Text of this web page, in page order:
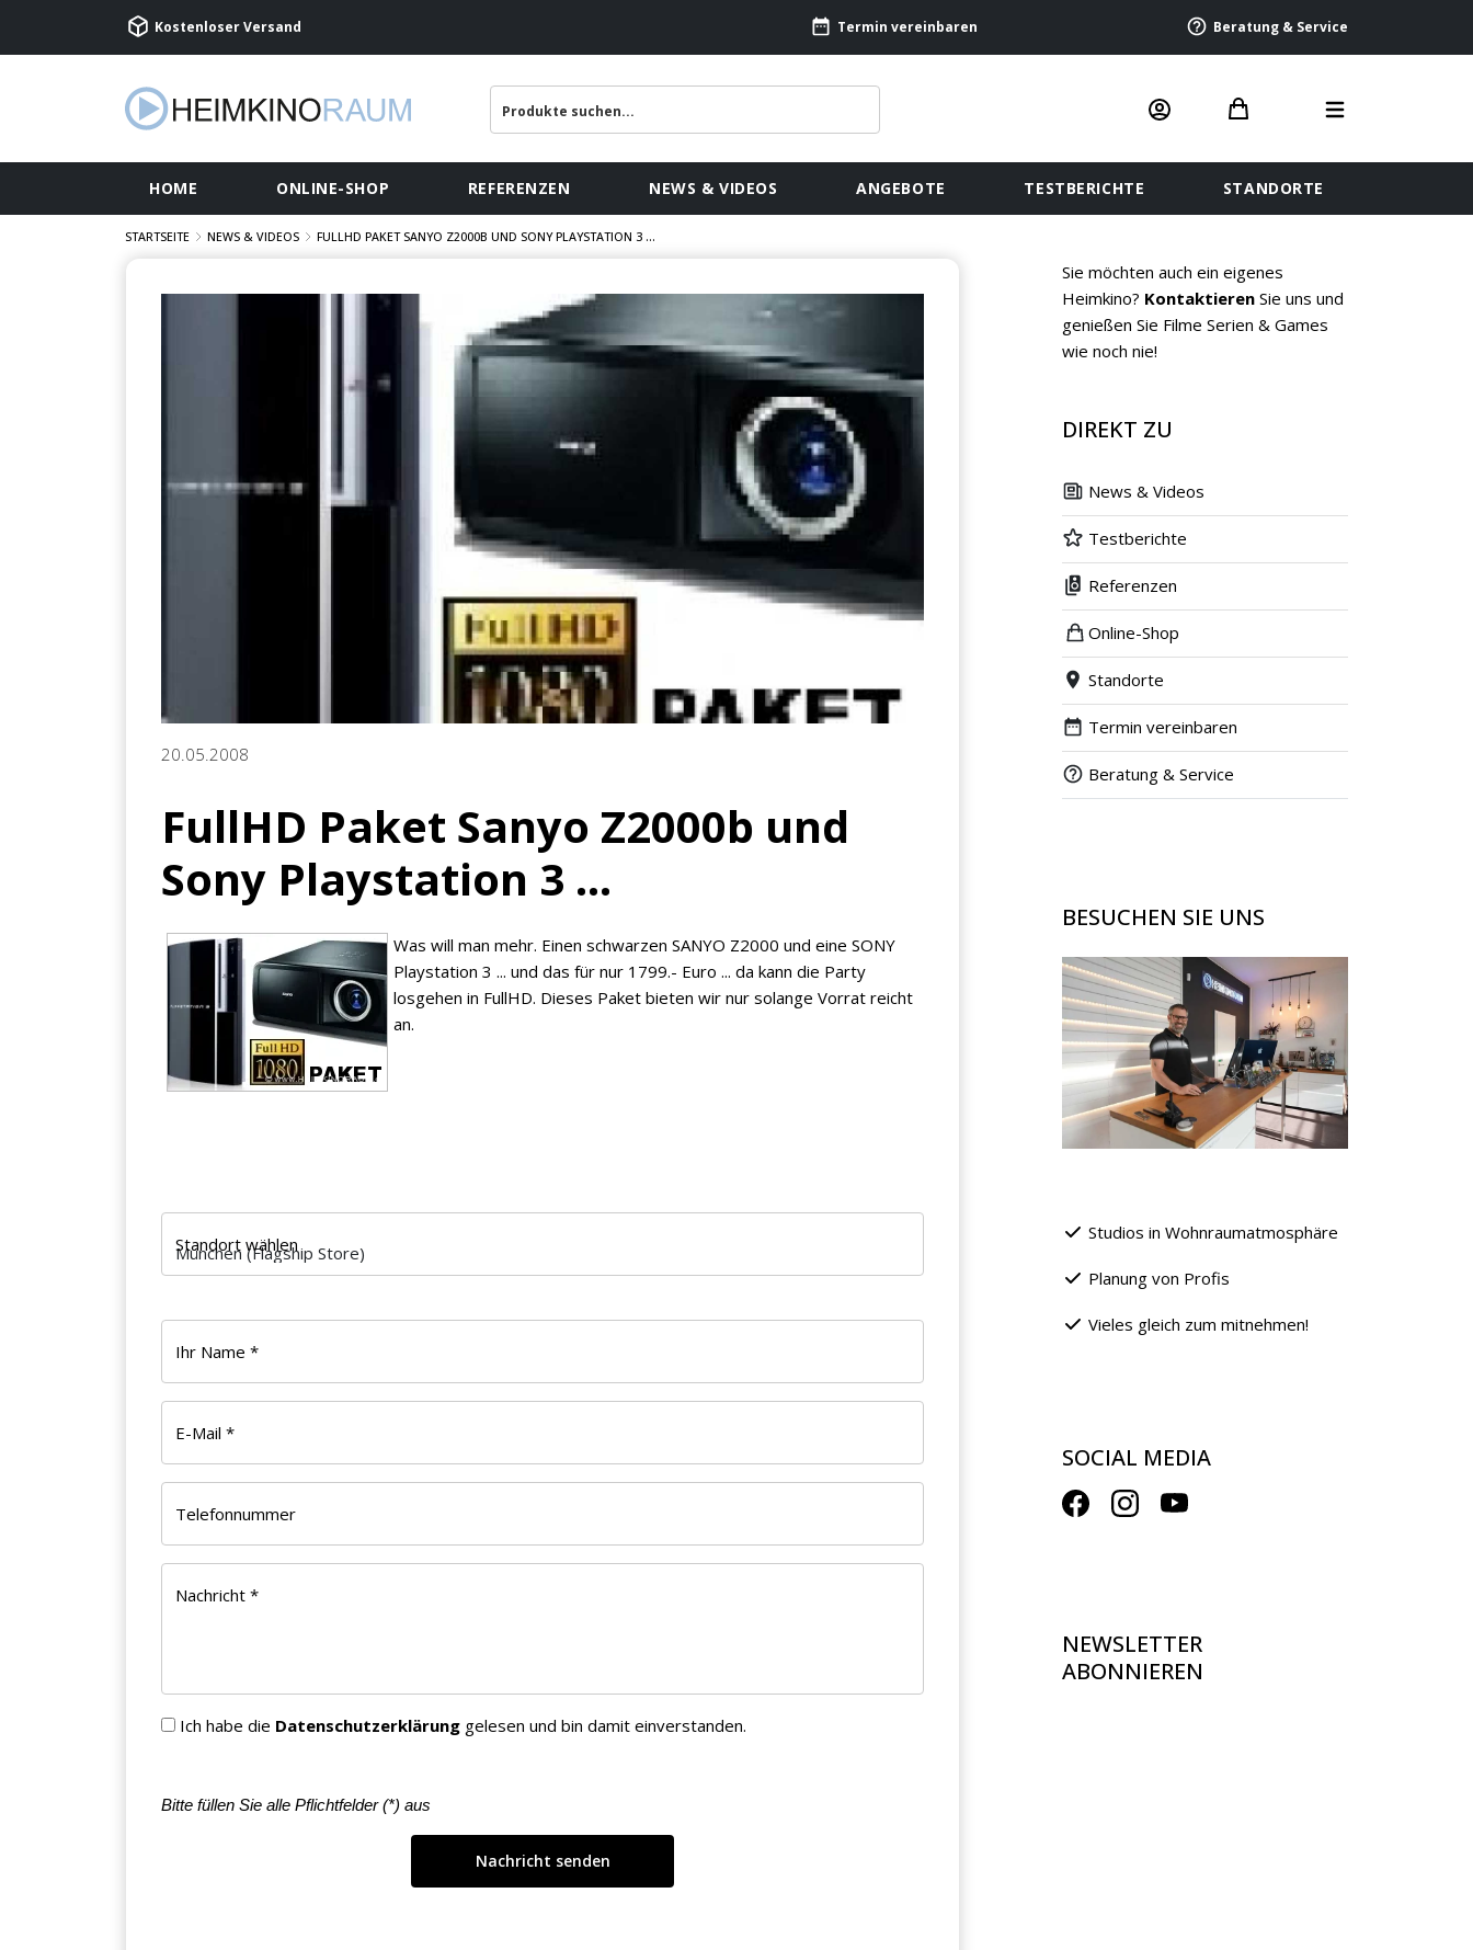
Kostenloser Versand Termin vereinbaren Beratung & Service
HOME ONLINE-SHOP REFERENZEN NEWS & VIDEOS ANGEBOTE TESTBERICHTE STANDORTE
STARTSEITE NEWS & VIDEOS FULLHD PAKET SANYO Z2000B UND SONY PLAYSTATION 3 ...
20.05.2008
FullHD Paket Sanyo Z2000b und
Sony Playstation 3 ...
Was will man mehr. Einen schwarzen SANYO Z2000 und eine SONY
Playstation 3 ... und das für nur 1799.- Euro ... da kann die Party
losgehen in FullHD. Dieses Paket bieten wir nur solange Vorrat reicht
an.
Standort wählen
Ihr Name *
E-Mail *
Telefonnummer
Nachricht *
Ich habe die Datenschutzerklärung gelesen und bin damit einverstanden.
Bitte füllen Sie alle Pflichtfelder (*) aus
Sie möchten auch ein eigenes
Heimkino? Kontaktieren Sie uns und
genießen Sie Filme Serien & Games
wie noch nie!
DIREKT ZU
News & Videos
Testberichte
Referenzen
Online-Shop
Standorte
Termin vereinbaren
Beratung & Service
BESUCHEN SIE UNS
Studios in Wohnraumatmosphäre
Planung von Profis
Vieles gleich zum mitnehmen!
SOCIAL MEDIA
NEWSLETTER
ABONNIEREN
Erhalten Sie exklusive Angebote, News und